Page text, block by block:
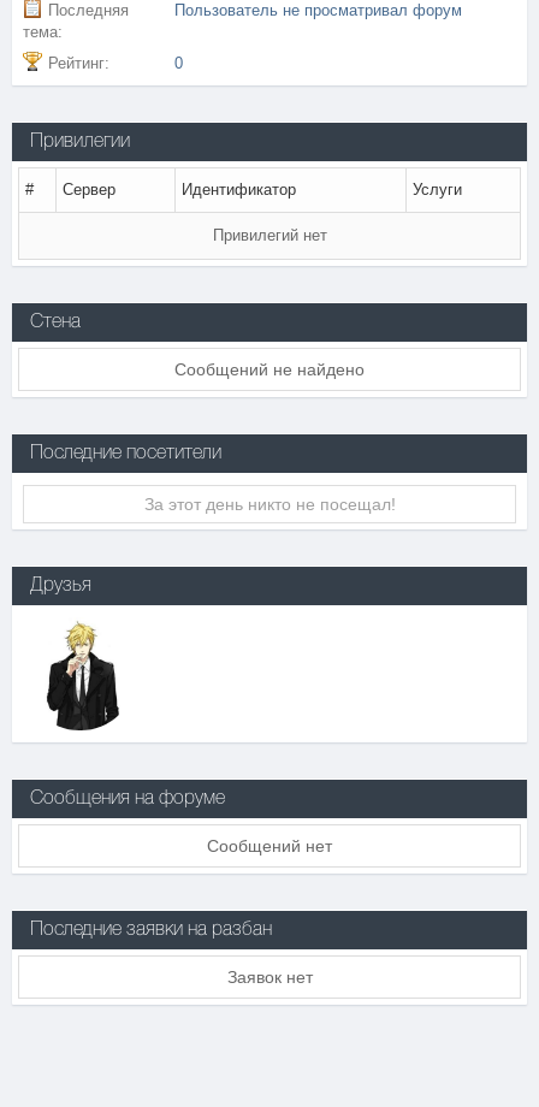
Последняя
тема:
Пользователь не просматривал форум
Рейтинг: 0
Привилегии
# Сервер Идентификатор Услуги
Привилегий нет
Стена
Сообщений не найдено
Последние посетители
За этот день никто не посещал!
Друзья
Сообщения на форуме
Сообщений нет
Последние заявки на разбан
Заявок нет